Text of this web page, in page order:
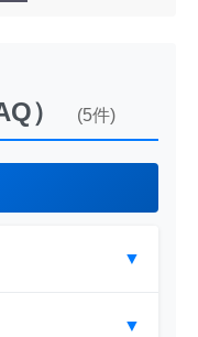
） (5件)
▼
▼